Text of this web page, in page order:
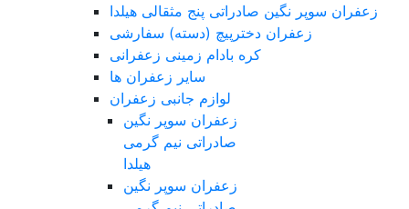
زعفران سوپر نگین صادراتی پنج مثقالی هیلدا
زعفران دخترپیچ (دسته) سفارشی
کره بادام زمینی زعفرانی
سایر زعفران ها
لوازم جانبی زعفران
زعفران سوپر نگین
صادراتی نیم گرمی
هیلدا
زعفران سوپر نگین